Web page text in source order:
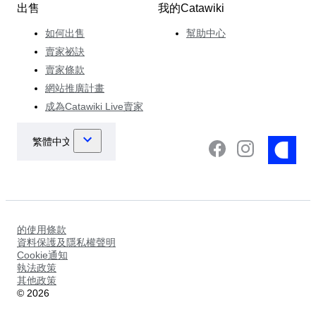
出售
如何出售
賣家祕訣
賣家條款
網站推廣計畫
成為Catawiki Live賣家
我的Catawiki
幫助中心
的使用條款
資料保護及隱私權聲明
Cookie通知
執法政策
其他政策
© 2026